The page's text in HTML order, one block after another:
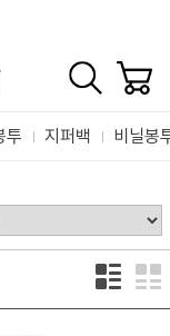
투 지퍼백 비닐봉